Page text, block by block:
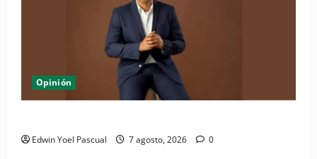
Opinión
Edwin Yoel Pascual 7 agosto, 2026 0